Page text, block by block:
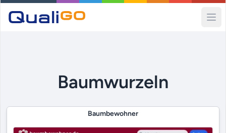
Baumwurzeln
Baumbewohner